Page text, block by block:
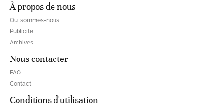
À propos de nous
Qui sommes-nous
Publicité
Archives
Nous contacter
FAQ
Contact
Conditions d'utilisation